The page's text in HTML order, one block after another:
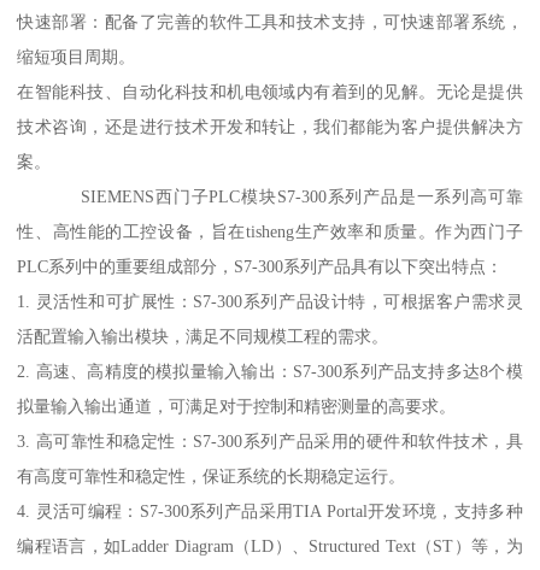
快速部署：配备了完善的软件工具和技术支持，可快速部署系统，
缩短项目周期。
在智能科技、自动化科技和机电领域内有着到的见解。无论是提供
技术咨询，还是进行技术开发和转让，我们都能为客户提供解决方
案。
SIEMENS西门子PLC模块S7-300系列产品是一系列高可靠
性、高性能的工控设备，旨在tisheng生产效率和质量。作为西门子
PLC系列中的重要组成部分，S7-300系列产品具有以下突出特点：
1. 灵活性和可扩展性：S7-300系列产品设计特，可根据客户需求灵
活配置输入输出模块，满足不同规模工程的需求。
2. 高速、高精度的模拟量输入输出：S7-300系列产品支持多达8个模
拟量输入输出通道，可满足对于控制和精密测量的高要求。
3. 高可靠性和稳定性：S7-300系列产品采用的硬件和软件技术，具
有高度可靠性和稳定性，保证系统的长期稳定运行。
4. 灵活可编程：S7-300系列产品采用TIA Portal开发环境，支持多种
编程语言，如Ladder Diagram（LD）、Structured Text（ST）等，为